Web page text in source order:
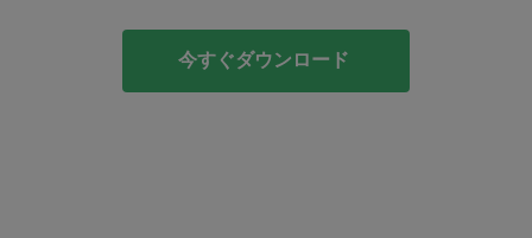
今すぐダウンロード